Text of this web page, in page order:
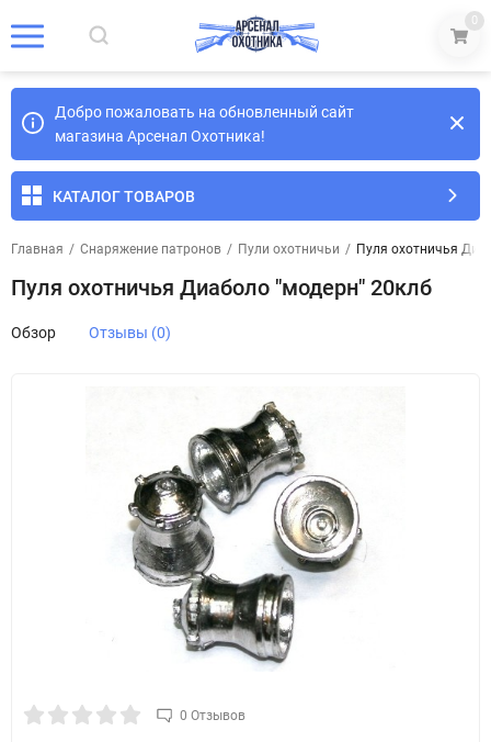
0
Добро пожаловать на обновленный сайт
магазина Арсенал Охотника!
КАТАЛОГ ТОВАРОВ
Главная / Снаряжение патронов / Пули охотничьи / Пуля охотничья
Пуля охотничья Диаболо "модерн" 20клб
Обзор Отзывы (0)
0 Отзывов